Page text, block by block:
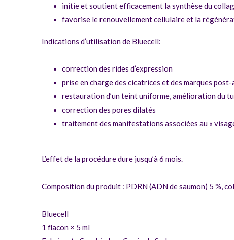
initie et soutient efficacement la synthèse du
favorise le renouvellement cellulaire et la
Indications d’utilisation de Bluecell:
correction des rides d’expression
prise en charge des cicatrices et des marques post-
restauration d’un teint uniforme, amélioration du
correction des pores dilatés
traitement des manifestations associées au «
L’effet de la procédure dure jusqu’à 6 mois.
Composition du produit : PDRN (ADN de saumon) 5 %,
Bluecell
1 flacon × 5 ml